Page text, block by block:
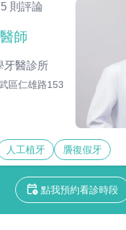
則評論
師
牙醫診所
區仁雄路153
人工植牙 贗復假牙
點我預約看診時段